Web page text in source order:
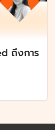
ถึงการ